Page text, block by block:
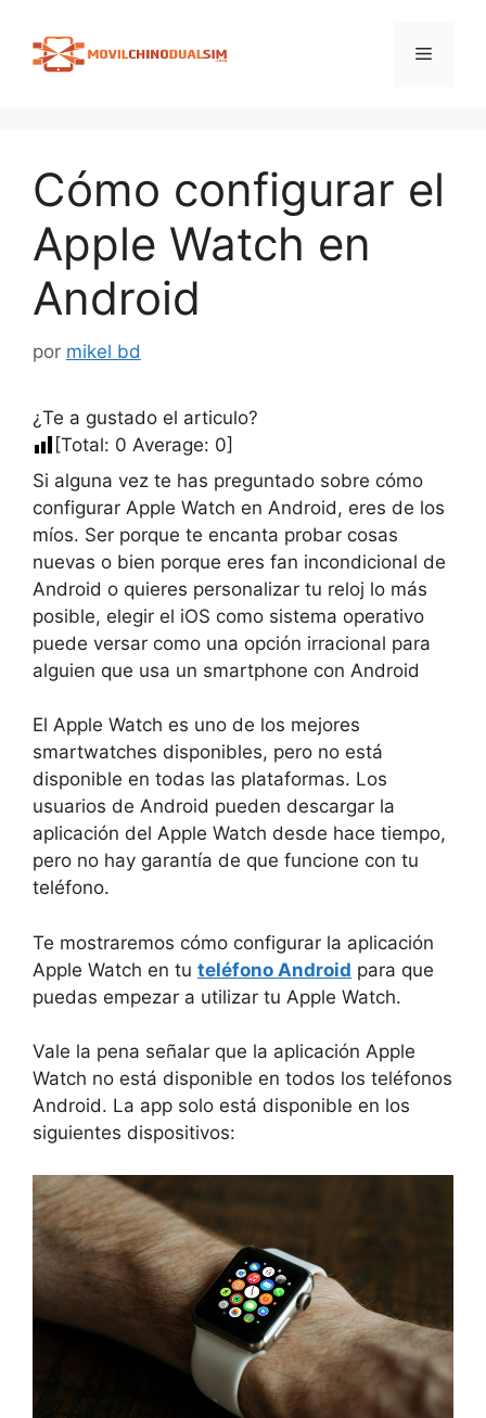
contenido
Menú
Cómo configurar el
Apple Watch en
Android
por mikel bd
¿Te a gustado el articulo?
[Total: 0 Average: 0]
Si alguna vez te has preguntado sobre cómo
configurar Apple Watch en Android, eres de los
míos. Ser porque te encanta probar cosas
nuevas o bien porque eres fan incondicional de
Android o quieres personalizar tu reloj lo más
posible, elegir el iOS como sistema operativo
puede versar como una opción irracional para
alguien que usa un smartphone con Android
El Apple Watch es uno de los mejores
smartwatches disponibles, pero no está
disponible en todas las plataformas. Los
usuarios de Android pueden descargar la
aplicación del Apple Watch desde hace tiempo,
pero no hay garantía de que funcione con tu
teléfono.
Te mostraremos cómo configurar la aplicación
Apple Watch en tu teléfono Android para que
puedas empezar a utilizar tu Apple Watch.
Vale la pena señalar que la aplicación Apple
Watch no está disponible en todos los teléfonos
Android. La app solo está disponible en los
siguientes dispositivos: